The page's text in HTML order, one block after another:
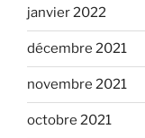
janvier 2022
décembre 2021
novembre 2021
octobre 2021